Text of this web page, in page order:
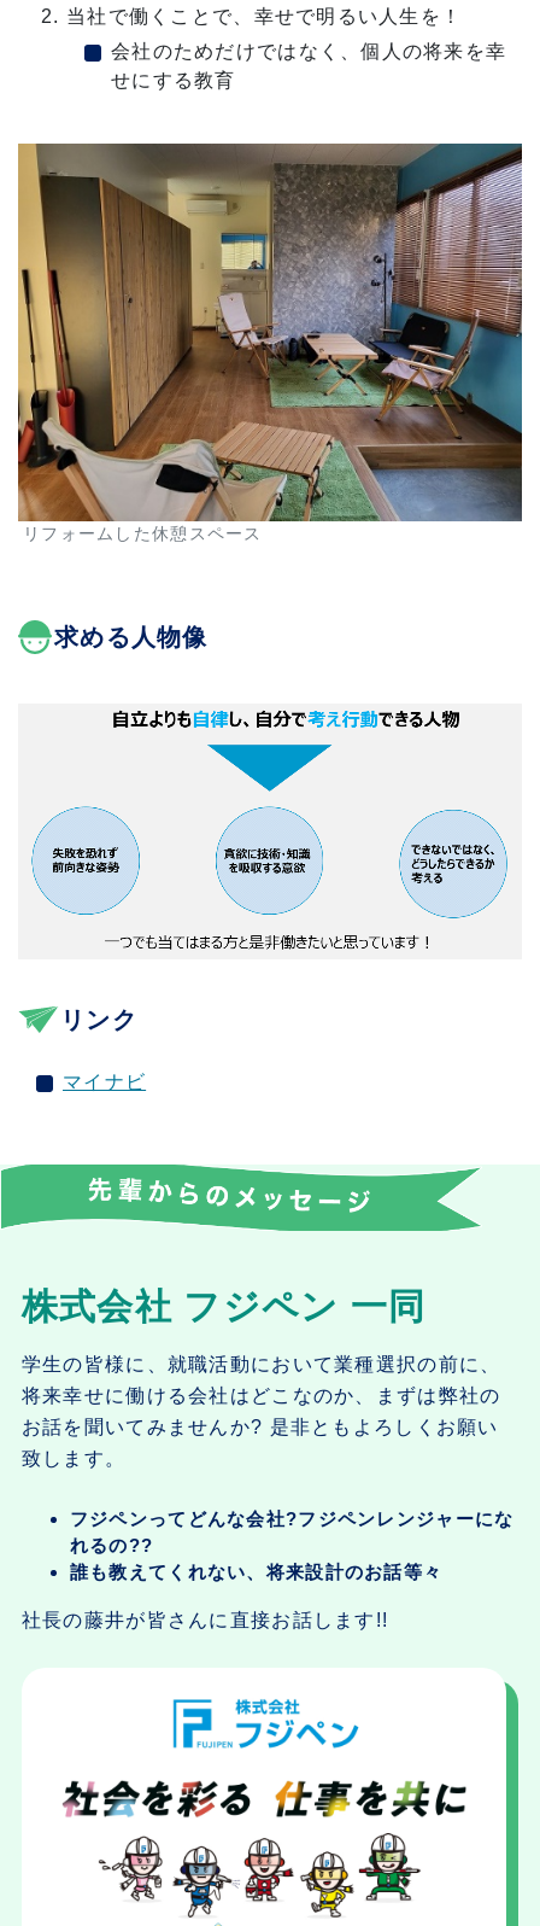
当社で働くことで、幸せで明るい人生を！
会社のためだけではなく、個人の将来を幸
せにする教育
リフォームした休憩スペース
求める人物像
リンク
マイナビ
株式会社 フジペン 一同
学生の皆様に、就職活動において業種選択の前に、
将来幸せに働ける会社はどこなのか、まずは弊社の
お話を聞いてみませんか? 是非ともよろしくお願い
致します。
フジペンってどんな会社?フジペンレンジャーにな
れるの??
誰も教えてくれない、将来設計のお話等々
社長の藤井が皆さんに直接お話します!!